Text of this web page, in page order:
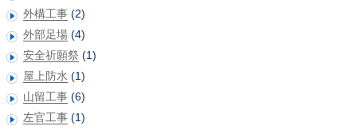
外構工事 (2)
外部足場 (4)
安全祈願祭 (1)
屋上防水 (1)
山留工事 (6)
左官工事 (1)